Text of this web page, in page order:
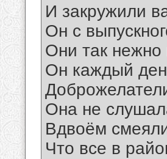
И закружили
Он с
Они так нежно
Он каждый
Она не
Вдвоём
Что все в